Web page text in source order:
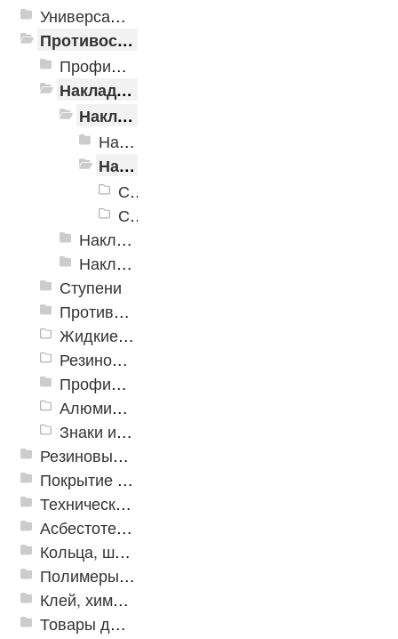
Универсальные модульные покрытия
Противоскользящая защита для лестниц, профили, ленты
Профили алюминиевые с резиновой вставкой
Накладки противоскользящие резиновые
Накладки самоклеящиеся «Евроступень»
Накладки самоклеящиеся «Евроступень», полоса
Накладки самоклеящиеся «Евроступень», уголок
Самоклеящийся уголок «Евроступень-У40»
Самоклеящийся уголок «Евроступень-Угол», 50 мм
Накладки «AntiSplash»
Накладки противоскользящие из каучука
Ступени
Противоскользящие ленты
Жидкие противоскользящие средства
Резиновый профиль с алюминиевой вставкой «NoSlip»
Профили закладные
Алюминиевый профиль для ленты
Знаки из полистирола для разметки пола
Резиновые и ПВХ дорожки
Покрытие из резиновой крошки
Техническая резина
Асбестотехнические и теплоизоляционные материалы
Кольца, шайбы, манжеты
Полимеры и пластики
Клей, химия, сопутствующие товары
Товары для дома